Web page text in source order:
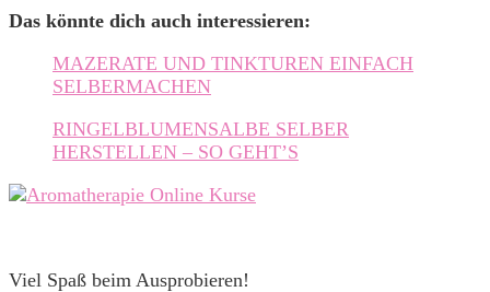
Das könnte dich auch interessieren:
MAZERATE UND TINKTUREN EINFACH
SELBERMACHEN
RINGELBLUMENSALBE SELBER
HERSTELLEN – SO GEHT’S
Viel Spaß beim Ausprobieren!